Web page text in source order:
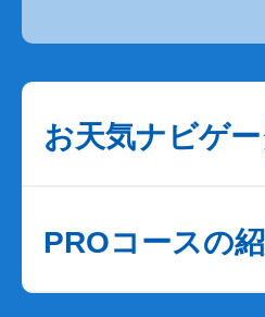
お天気ナビゲ
PROコースの